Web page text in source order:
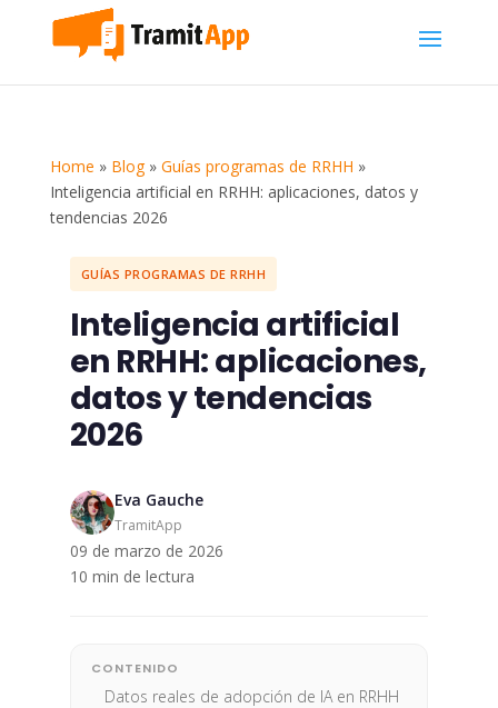
Home » Blog» Guías programas de RRHH »
Inteligencia artificial en RRHH: aplicaciones, datos y
tendencias 2026
GUÍAS PROGRAMAS DE RRHH
Inteligencia artificial
en RRHH: aplicaciones,
datos y tendencias
2026
Eva Gauche
TramitApp
09 de marzo de 2026
10 min de lectura
CONTENIDO
Datos reales de adopción de IA en RRHH